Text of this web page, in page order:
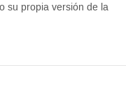
su propia versión de la